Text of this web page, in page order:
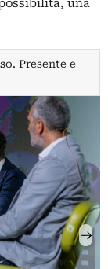
una
Presente e